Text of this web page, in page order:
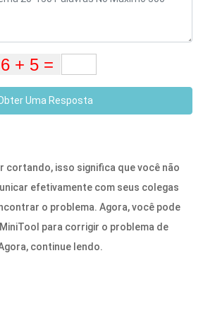
Uma Resposta
cortando, isso significa que você não
efetivamente com seus colegas
o problema. Agora, você pode
para corrigir o problema de
continue lendo.